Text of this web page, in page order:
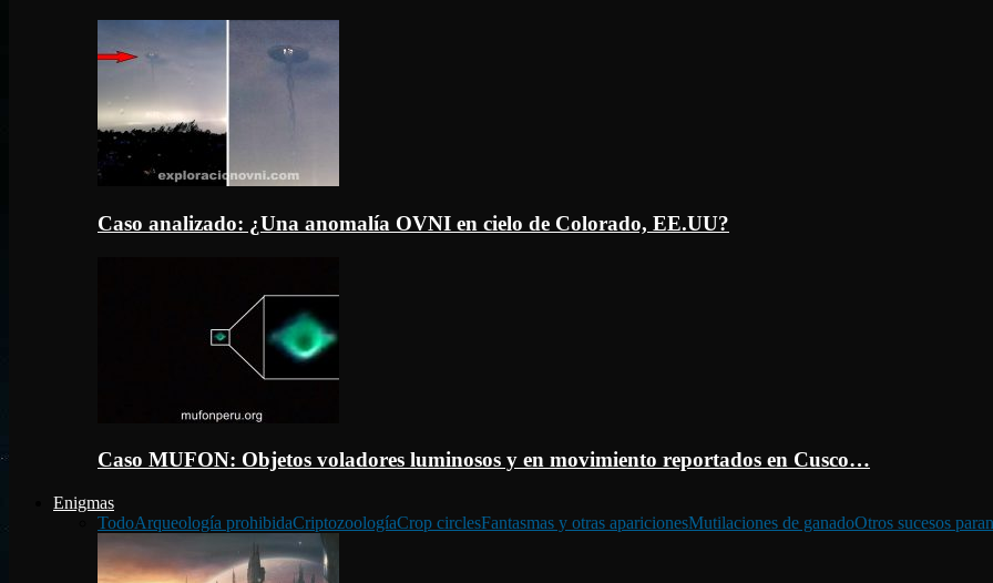
Caso analizado: ¿Una anomalía OVNI en cielo de Colorado, EE.UU?
Caso MUFON: Objetos voladores luminosos y en movimiento reportados en Cusco…
Enigmas
TodoArqueología prohibidaCriptozoologíaCrop circlesFantasmas y otras aparicionesMutilaciones de ganadoOtros sucesos